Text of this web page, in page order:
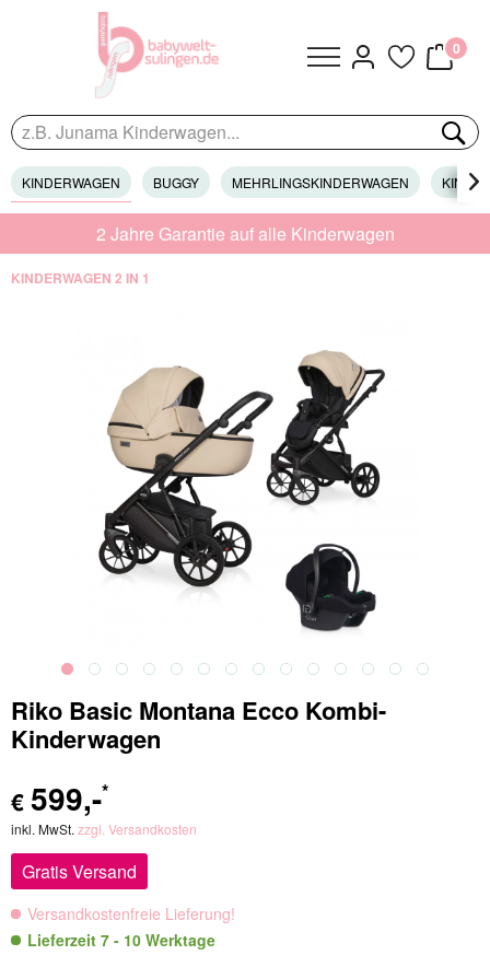
0
KINDERWAGEN BUGGY MEHRLINGSKINDERWAGEN 
2 Jahre Garantie auf alle Kinderwagen
KINDERWAGEN 2 IN 1
Riko Basic Montana Ecco Kombi-
Kinderwagen
€ 599,-*
inkl. MwSt. zzgl. Versandkosten
Gratis Versand
Versandkostenfreie Lieferung!
Lieferzeit 7 - 10 Werktage